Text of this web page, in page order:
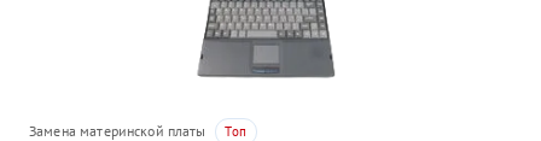
Замена материнской платы